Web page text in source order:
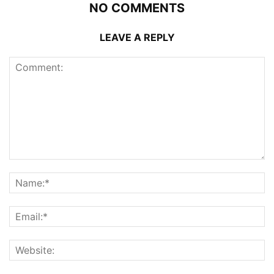
NO COMMENTS
LEAVE A REPLY